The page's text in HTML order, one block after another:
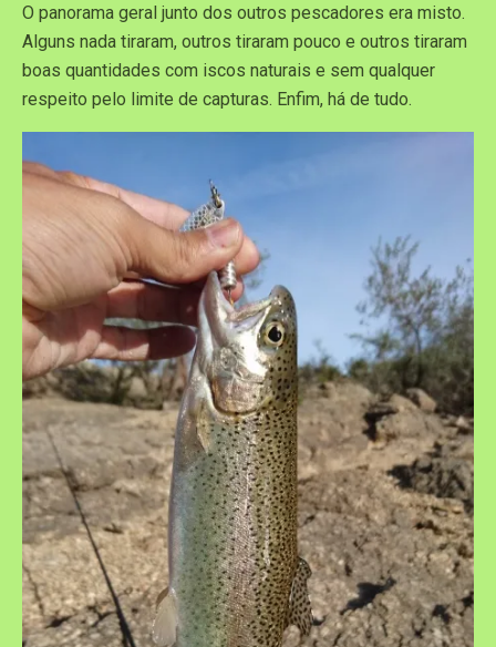
O panorama geral junto dos outros pescadores era misto.
Alguns nada tiraram, outros tiraram pouco e outros tiraram
boas quantidades com iscos naturais e sem qualquer
respeito pelo limite de capturas. Enfim, há de tudo.